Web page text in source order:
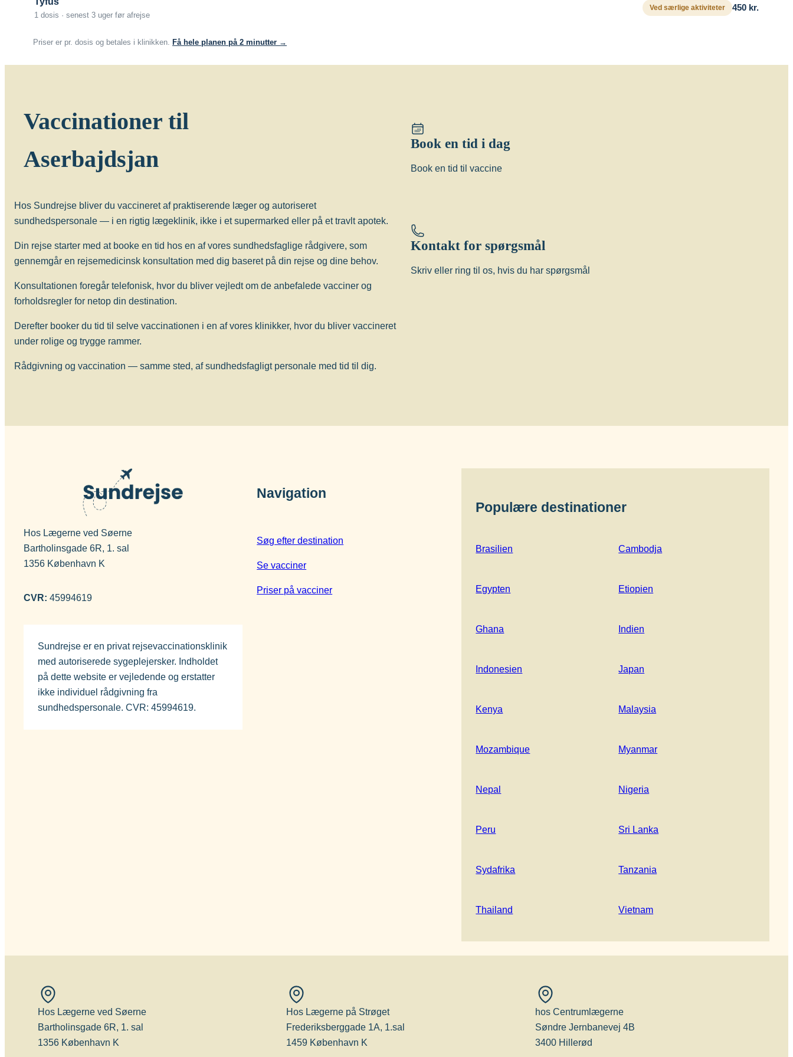
anbefales kun til personer med risiko for arbejdsrelateret udsættelse for rabies.
læge med henblik på yderligere vaccination, også selv om man er vaccineret
Vacciner
Rabiesvaccine (Rabipur)
tuberkulose
med tuberkulose. Særligt børn og unge kan have gavn af at blive vaccineret mod
tuberkulose (BGC-vaccine), evt. forudgået af Mantoux-test.
Længerevarende tæt kontakt til lokalbefolkningen medfører en øget risiko for smitte
med tuberkulose. Børn op til 12 år kan have gavn af at blive vaccineret mod
Hvornår skal man vaccineres?
Vaccinen beskytter bedst hos børn mod de alvorlige former for TB (milliær TB og TB-
meningitis) og effekten hos voksne er tvivlsom og bør primært overvejes, hvis der er
stor risiko for at blive smittet med de særlige resistente former for TB.
Om sygdommen
Tuberkulose
BCG vaccine (BCG Vaccine “AJ Vaccines”)
1 dosis · senest 3 uger før afrejse
Ved særlige aktiviteter 450 kr.
Priser er pr. dosis og betales i klinikken. Få hele planen på 2 minutter →
Vaccinationer til
Aserbajdsjan
Hos Sundrejse bliver du vaccineret af praktiserende læger og autoriseret
sundhedspersonale — i en rigtig lægeklinik, ikke i et supermarked eller på et travlt apotek.
Din rejse starter med at booke en tid hos en af vores sundhedsfaglige rådgivere, som
gennemgår en rejsemedicinsk konsultation med dig baseret på din rejse og dine behov.
Konsultationen foregår telefonisk, hvor du bliver vejledt om de anbefalede vacciner og
forholdsregler for netop din destination.
Derefter booker du tid til selve vaccinationen i en af vores klinikker, hvor du bliver vaccineret
under rolige og trygge rammer.
Rådgivning og vaccination — samme sted, af sundhedsfagligt personale med tid til dig.
Book en tid i dag
Book en tid til vaccine
Kontakt for spørgsmål
Skriv eller ring til os, hvis du har spørgsmål
Hos Lægerne ved Søerne
Bartholinsgade 6R, 1. sal
1356 København K
CVR: 45994619
Sundrejse er en privat rejsevaccinationsklinik
med autoriserede sygeplejersker. Indholdet
på dette website er vejledende og erstatter
ikke individuel rådgivning fra
sundhedspersonale. CVR: 45994619.
Navigation
Søg efter destination
Se vacciner
Priser på vacciner
Populære destinationer
Brasilien Cambodja
Egypten Etiopien
Ghana Indien
Indonesien Japan
Kenya Malaysia
Mozambique Myanmar
Nepal Nigeria
Peru Sri Lanka
Sydafrika Tanzania
Thailand Vietnam
Hos Lægerne ved Søerne
Bartholinsgade 6R, 1. sal
1356 København K
Hos Lægerne på Strøget
Frederiksberggade 1A, 1.sal
1459 København K
hos Centrumlægerne
Søndre Jernbanevej 4B
3400 Hillerød